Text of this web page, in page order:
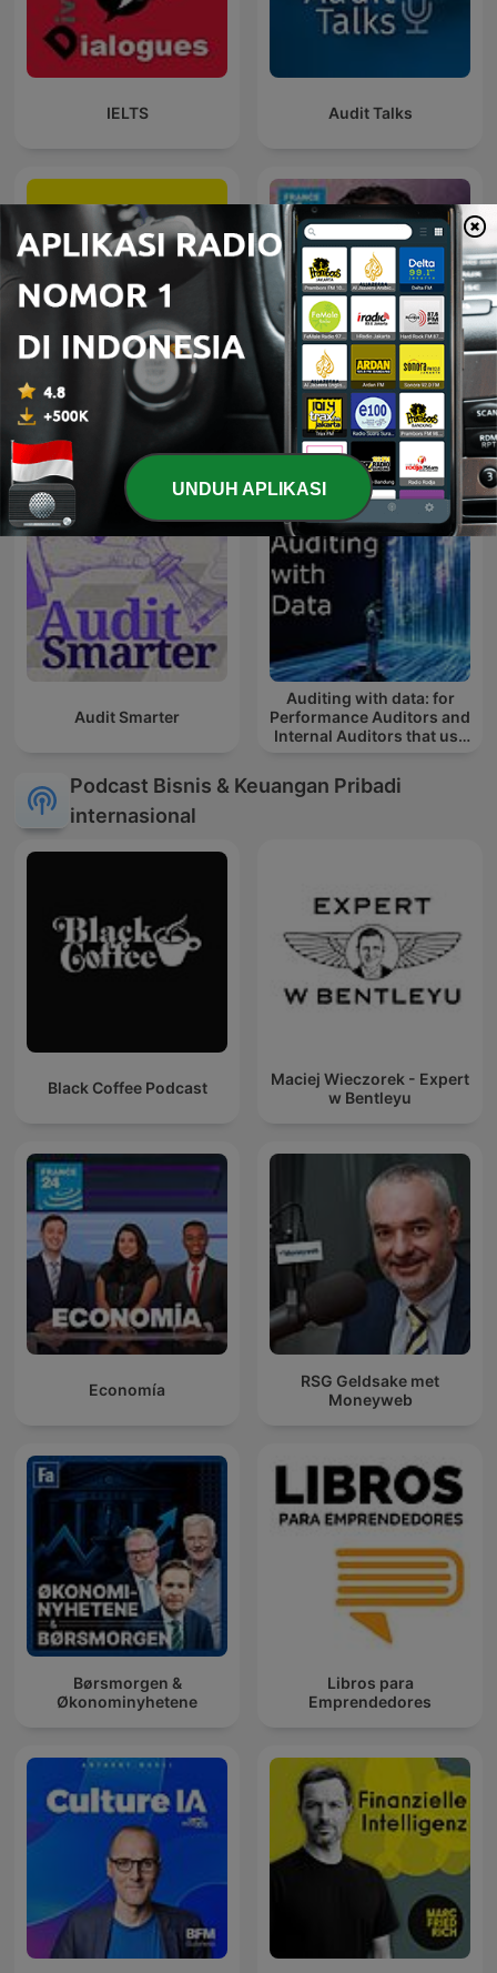
IELTS Audit Talks
Analyse Podcast Info éco
Audit Smarter
Auditing with data: for
Performance Auditors and
Internal Auditors that use
Podcast Bisnis & Keuangan Pribadi
internasional
Black Coffee Podcast
Maciej Wieczorek - Expert
w Bentleyu
Economía
RSG Geldsake met
Moneyweb
Børsmorgen &
Økonominyhetene
Libros para
Emprendedores
UNDUH APLIKASI